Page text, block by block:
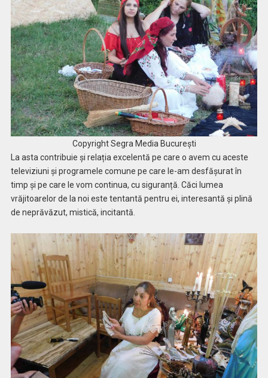
Copyright Segra Media București
La asta contribuie și relația excelentă pe care o avem cu aceste
televiziuni și programele comune pe care le-am desfășurat în
timp și pe care le vom continua, cu siguranță. Căci lumea
vrăjitoarelor de la noi este tentantă pentru ei, interesantă și plină
de neprăvăzut, mistică, incitantă.